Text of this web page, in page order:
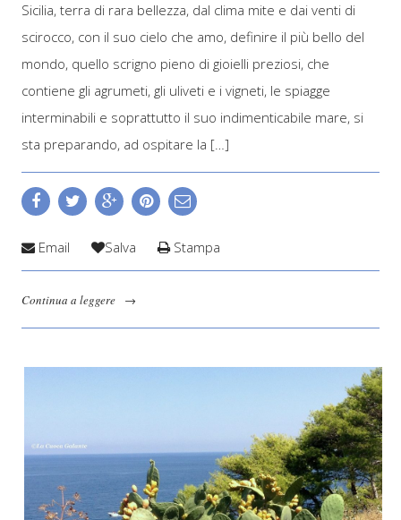
Sicilia, terra di rara bellezza, dal clima mite e dai venti di
scirocco, con il suo cielo che amo, definire il più bello del
mondo, quello scrigno pieno di gioielli preziosi, che
contiene gli agrumeti, gli uliveti e i vigneti, le spiagge
interminabili e soprattutto il suo indimenticabile mare, si
sta preparando, ad ospitare la […]
Email Salva Stampa
Continua a leggere →